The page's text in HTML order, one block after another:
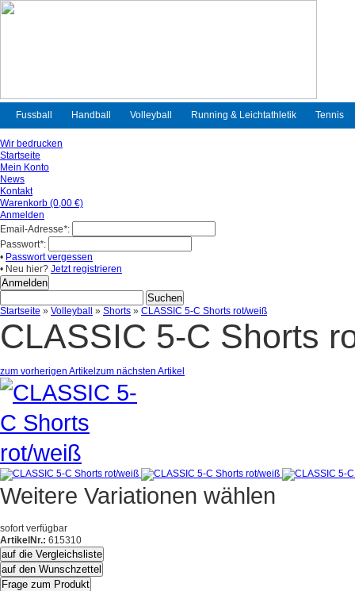
Fussball Handball Volleyball Running & Leichtathletik Tennis
Wir bedrucken
Startseite
Mein Konto
News
Kontakt
Warenkorb (0,00 €)
Anmelden
Email-Adresse*:
Passwort*:
• Passwort vergessen
• Neu hier? Jetzt registrieren
Startseite » Volleyball » Shorts » CLASSIC 5-C Shorts rot/weiß
CLASSIC 5-C Shorts
zum vorherigen Artikel zum nächsten Artikel
Weitere Variationen wählen
sofort verfügbar
ArtikelNr.: 615310
auf die Vergleichsliste
auf den Wunschzettel
Frage zum Produkt